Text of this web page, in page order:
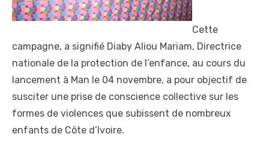
Cette
campagne, a signifié Diaby Aliou Mariam, Directrice
nationale de la protection de l’enfance, au cours du
lancement à Man le 04 novembre, a pour objectif de
susciter une prise de conscience collective sur les
formes de violences que subissent de nombreux
enfants de Côte d’Ivoire.